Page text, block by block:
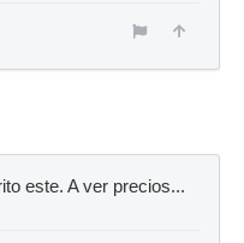
este. A ver precios...